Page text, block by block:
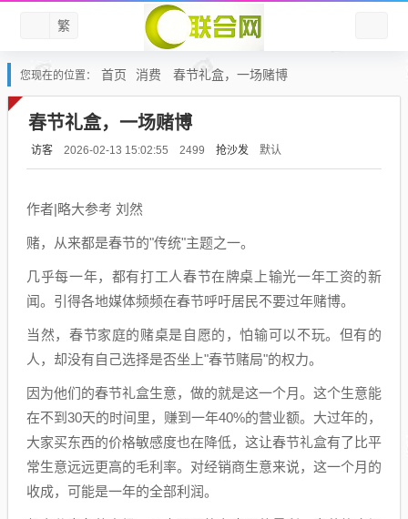
繁
您现在的位置： 首页 消费 春节礼盒，一场赌博
春节礼盒，一场赌博
访客 2026-02-13 15:02:55 2499 抢沙发 默认
作者|略大参考 刘然
赌，从来都是春节的"传统"主题之一。
几乎每一年，都有打工人春节在牌桌上输光一年工资的新
闻。引得各地媒体频频在春节呼吁居民不要过年赌博。
当然，春节家庭的赌桌是自愿的，怕输可以不玩。但有的
人，却没有自己选择是否坐上"春节赌局"的权力。
因为他们的春节礼盒生意，做的就是这一个月。这个生意能
在不到30天的时间里，赚到一年40%的营业额。大过年的，
大家买东西的价格敏感度也在降低，这让春节礼盒有了比平
常生意远远更高的毛利率。对经销商生意来说，这一个月的
收成，可能是一年的全部利润。